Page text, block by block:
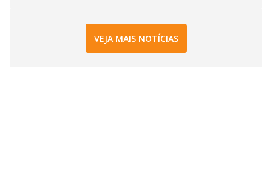
VEJA MAIS NOTÍCIAS